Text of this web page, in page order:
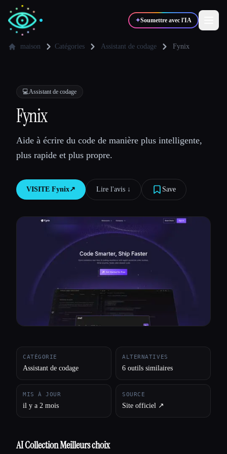
✦Soumettre avec l'IA
💻 Développeurs
🎓Étudiants 🎬Créateurs
Blog
Comparer les outils
Toutes les catégories
À propos
Esc
maison Catégories Assistant de codage Fynix
💻Assistant de codage
Fynix
Aide à écrire du code de manière plus intelligente,
plus rapide et plus propre.
VISITE Fynix↗︎ Lire l'avis ↓︎ Save
CATÉGORIE
Assistant de codage
ALTERNATIVES
6 outils similaires
MIS À JOUR
il y a 2 mois
SOURCE
Site officiel ↗︎
AI Collection Meilleurs choix